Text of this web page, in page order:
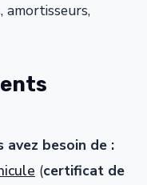
amortisseurs,
avez besoin de :
(certificat de